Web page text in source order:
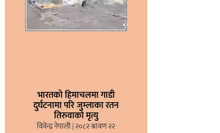
भारतको हिमाचलमा गाडी
दुर्घटनामा परि जुम्लाका रतन
तिरुवाको मृत्यु
विवेन्द्र नेपाली २०८२ श्रावण २२